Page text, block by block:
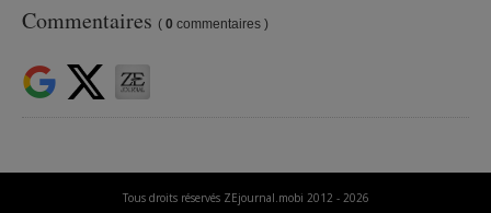
Commentaires ( 0 commentaires )
Tous droits réservés ZEjournal.mobi 2012 - 2026